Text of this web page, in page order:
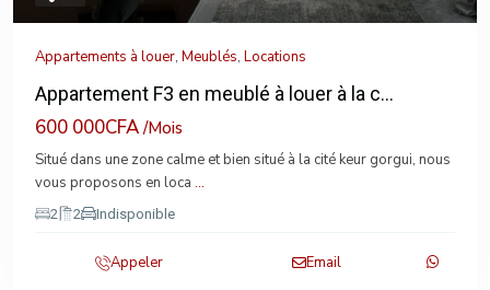
Appartements à louer, Meublés, Locations
Appartement F3 en meublé à louer à la c...
600 000CFA/Mois
Situé dans une zone calme et bien situé à la cité keur gorgui, nous
vous proposons en loca ...
2 2 Indisponible
Appeler Email